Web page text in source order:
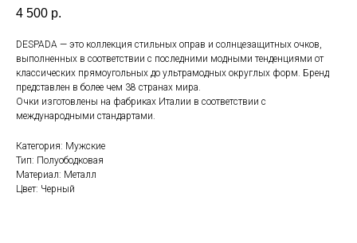
4 500 р.
DESPADA — это коллекция стильных оправ и солнцезащитных очков,
выполненных в соответствии с последними модными тенденциями от
классических прямоугольных до ультрамодных округлых форм. Бренд
представлен в более чем 38 странах мира.
Очки изготовлены на фабриках Италии в соответствии с
международными стандартами.
Категория: Мужские
Тип: Полуободковая
Материал: Металл
Цвет: Черный